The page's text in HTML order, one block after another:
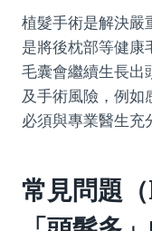
植髮手術是解決嚴
是將後枕部等健康
毛囊會繼續生長出
及手術風險，例如
必須與專業醫生充
常見問題